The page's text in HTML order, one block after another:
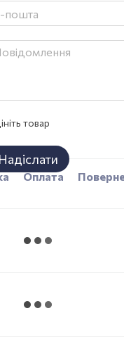
товар
Надіслати
Оплата